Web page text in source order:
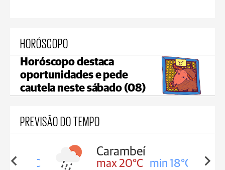
HORÓSCOPO
Horóscopo destaca
oportunidades e pede
cautela neste sábado (08)
PREVISÃO DO TEMPO
18°C
Carambeí
max 20°C min 18°C